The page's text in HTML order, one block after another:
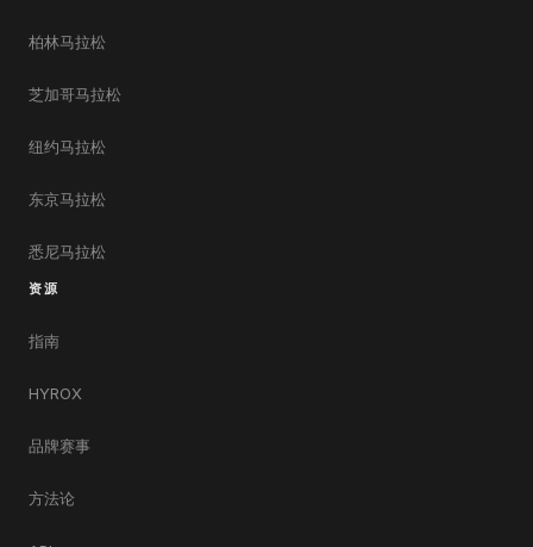
柏林马拉松
芝加哥马拉松
纽约马拉松
东京马拉松
悉尼马拉松
资源
指南
HYROX
品牌赛事
方法论